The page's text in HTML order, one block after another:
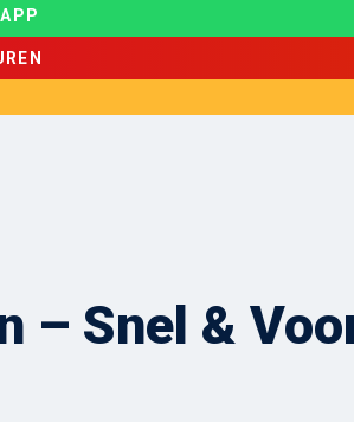
– Snel &